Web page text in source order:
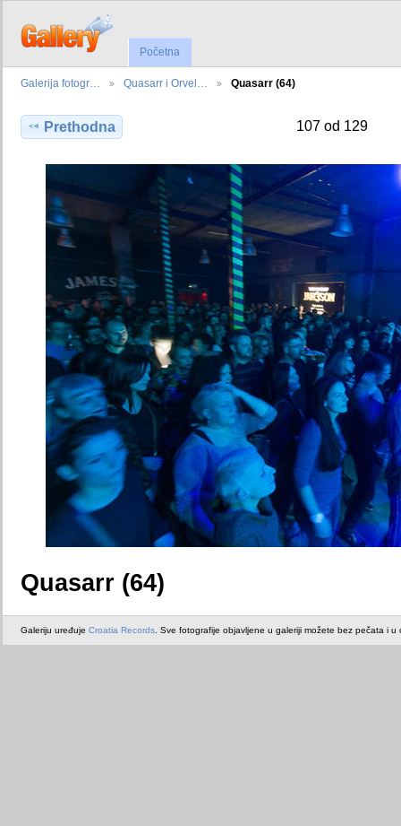
Početna
Galerija fotogr… Quasarr i Orvel… Quasarr (64)
Prethodna 107 od 129
Quasarr (64)
Galeriju uređuje Croatia Records . Sve fotografije objavljene u galeriji možete bez pečata i